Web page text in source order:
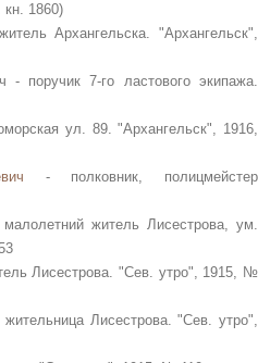
1860)
Архангельска. "Архангельск",
поручик 7-го ластового экипажа.
ул. 89. "Архангельск", 1916,
- полковник, полицмейстер
житель Лисестрова, ум.
Лисестрова. "Сев. утро", 1915, №
Лисестрова. "Сев. утро",